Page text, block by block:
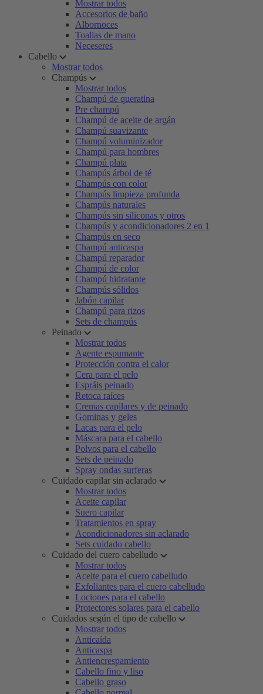
Mostrar todos
Accesorios de baño
Albornoces
Toallas de mano
Neceseres
Cabello
Mostrar todos
Champús
Mostrar todos
Champú de queratina
Pre champú
Champú de aceite de argán
Champú suavizante
Champú voluminizador
Champú para hombres
Champú plata
Champús árbol de té
Champús con color
Champús limpieza profunda
Champús naturales
Champús sin siliconas y otros
Champús y acondicionadores 2 en 1
Champús en seco
Champú anticaspa
Champú reparador
Champú de color
Champú hidratante
Champús sólidos
Jabón capilar
Champú para rizos
Sets de champús
Peinado
Mostrar todos
Agente espumante
Protección contra el calor
Cera para el pelo
Espráis peinado
Retoca raíces
Cremas capilares y de peinado
Gominas y geles
Lacas para el pelo
Máscara para el cabello
Polvos para el cabello
Sets de peinado
Spray ondas surferas
Cuidado capilar sin aclarado
Mostrar todos
Aceite capilar
Suero capilar
Tratamientos en spray
Acondicionadores sin aclarado
Sets cuidado cabello
Cuidado del cuero cabelludo
Mostrar todos
Aceite para el cuero cabelludo
Exfoliantes para el cuero cabelludo
Lociones para el cabello
Protectores solares para el cabello
Cuidados según el tipo de cabello
Mostrar todos
Anticaída
Anticaspa
Antiencrespamiento
Cabello fino y liso
Cabello graso